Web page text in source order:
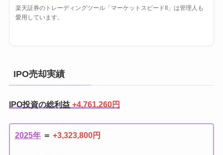
楽天証券のトレーディングツール「マーケットスピードII」は管理人も
愛用しています。
IPO売却実績
IPO投資の総利益 +4,761,260円
2025年＝ +3,323,800円